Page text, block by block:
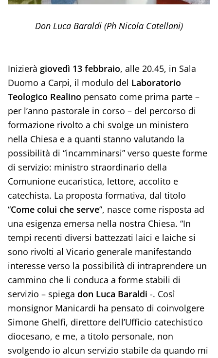
Don Luca Baraldi (Ph Nicola Catellani)
Inizierà giovedì 13 febbraio, alle 20.45, in Sala
Duomo a Carpi, il modulo del Laboratorio
Teologico Realino pensato come prima parte –
per l’anno pastorale in corso – del percorso di
formazione rivolto a chi svolge un ministero
nella Chiesa e a quanti stanno valutando la
possibilità di “incamminarsi” verso queste forme
di servizio: ministro straordinario della
Comunione eucaristica, lettore, accolito e
catechista. La proposta formativa, dal titolo
“Come colui che serve”, nasce come risposta ad
una esigenza emersa nella nostra Chiesa. “In
tempi recenti diversi battezzati laici e laiche si
sono rivolti al Vicario generale manifestando
interesse verso la possibilità di intraprendere un
cammino che li conduca a forme stabili di
servizio – spiega don Luca Baraldi -. Così
monsignor Manicardi ha pensato di coinvolgere
Simone Ghelfi, direttore dell’Ufficio catechistico
diocesano, e me, a titolo personale, non
svolgendo io alcun servizio stabile da quando mi